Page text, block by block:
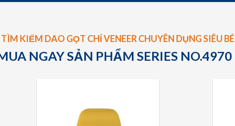
KIẾM DAO GỌT CHỈ VENEER CHUYÊN DỤNG SIÊU
NGAY SẢN PHẨM SERIES NO.4970